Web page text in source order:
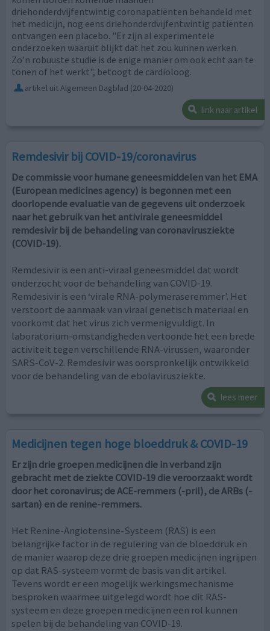
driehonderdvijfentwintig coronapatiënten behandeld met
het medicijn, nog eens driehonderdvijfentwintig patiënten
ontvangen een placebo. "Er zijn al experimentele
onderzoeken waaruit blijkt dat het zou kunnen werken.
Zo’n robuuste studie is de enige manier om ook echt aan te
tonen of het werkt", betoogt de cardioloog.
artikel uit Algemeen Dagblad (20-04-2020)
link naar artikel
Remdesivir bij COVID-19/coronavirus
De commissie voor humane geneesmiddelen van het EMA
(European medicines agency) is begonnen met een
doorlopende evaluatie van de gegevens uit onderzoek
naar het gebruik van het antivirale geneesmiddel
remdesivir bij de behandeling van coronavirusziekte
(COVID-19).
Remdesivir is een anti-viraal geneesmiddel dat wordt
onderzocht voor de behandeling van COVID-19.
Remdesivir is een ‘virale RNA-polymeraseremmer’. Het
verstoort de aanmaak van viraal genetisch materiaal en
voorkomt dat het virus zich vermenigvuldigt. In
laboratorium-omstandigheden vertoonde het een brede
activiteit tegen verschillende RNA-virussen, waaronder
SARS-CoV-2. Remdesivir was oorspronkelijk ontwikkeld
voor de behandeling van de ebolavirusziekte.
lees meer
Medicijnen tegen hoge bloeddruk & COVID-19
Er zijn drie groepen medicijnen die in verband zijn
gebracht met de ziekte COVID-19 die veroorzaakt wordt
door het coronavirus; de ACE-remmers (-pril), de ARBs (-
sartan) en de renine-remmers.
Het Renine-Angiotensine-Systeem (RAS) is een
belangrijke factor in de regulering van de bloeddruk en
de manier waarop deze drie groepen medicijnen ingrijpen
op dat RAS-systeem vormt de basis van dit artikel.
Tevens wordt er een mogelijk werkingsmechanisme
besproken waarmee uitgelegd wordt hoe dit RAS-
systeem en deze groepen medicijnen een rol kunnen
spelen bij de behandeling van COVID-19.